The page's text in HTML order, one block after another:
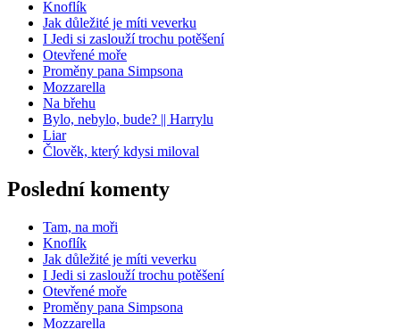
Knoflík
Jak důležité je míti veverku
I Jedi si zaslouží trochu potěšení
Otevřené moře
Proměny pana Simpsona
Mozzarella
Na břehu
Bylo, nebylo, bude? || Harrylu
Liar
Člověk, který kdysi miloval
Poslední komenty
Tam, na moři
Knoflík
Jak důležité je míti veverku
I Jedi si zaslouží trochu potěšení
Otevřené moře
Proměny pana Simpsona
Mozzarella